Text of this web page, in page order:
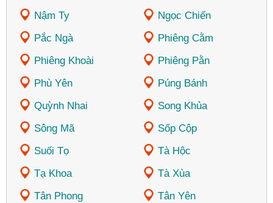
Nậm Ty
Ngọc Chiến
Pắc Ngà
Phiêng Cằm
Phiêng Khoài
Phiêng Pằn
Phù Yên
Púng Bánh
Quỳnh Nhai
Song Khủa
Sông Mã
Sốp Cộp
Suối Tọ
Tà Hộc
Tạ Khoa
Tà Xùa
Tân Phong
Tân Yên